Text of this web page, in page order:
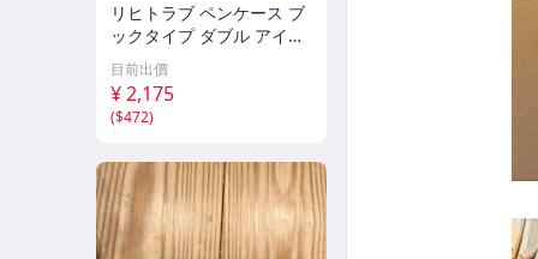
リヒトラブ ペンケース ブ
ックタイプ ダブル アイス
グレーカモフラージュ 海
外モデル A7555-135
目前出價
¥ 2,175
($472)